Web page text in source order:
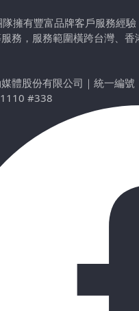
擁有豐富品牌客戶服務經
務，服務範圍橫跨台灣、
體股份有限公司 ｜ 統一編
#338